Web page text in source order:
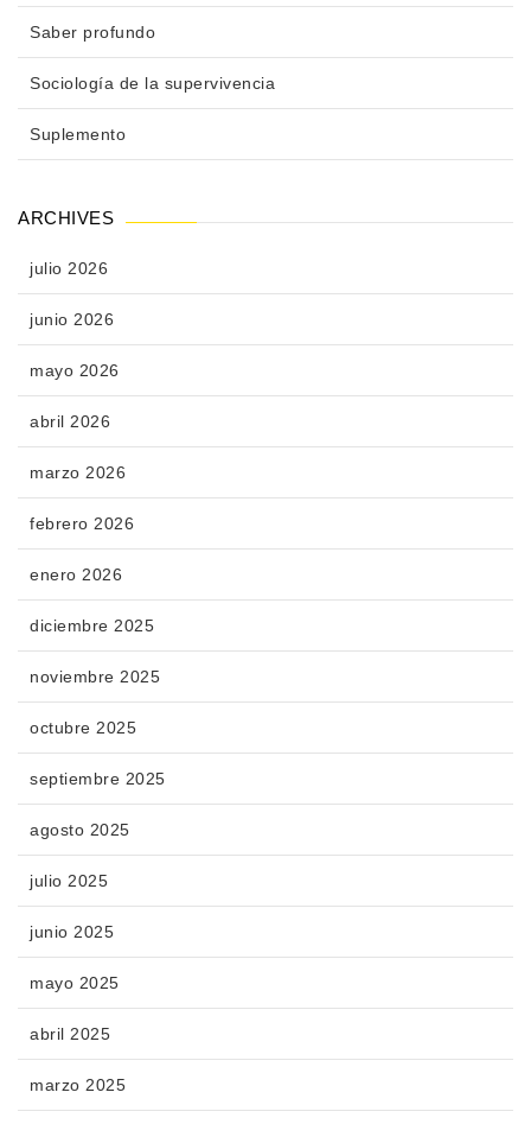
Saber profundo
Sociología de la supervivencia
Suplemento
ARCHIVES
julio 2026
junio 2026
mayo 2026
abril 2026
marzo 2026
febrero 2026
enero 2026
diciembre 2025
noviembre 2025
octubre 2025
septiembre 2025
agosto 2025
julio 2025
junio 2025
mayo 2025
abril 2025
marzo 2025